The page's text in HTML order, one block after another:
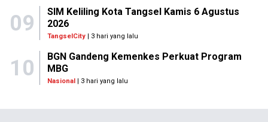
09
SIM Keliling Kota Tangsel Kamis 6 Agustus
2026
TangselCity| 3 hari yang lalu
10
BGN Gandeng Kemenkes Perkuat Program
MBG
Nasional| 3 hari yang lalu